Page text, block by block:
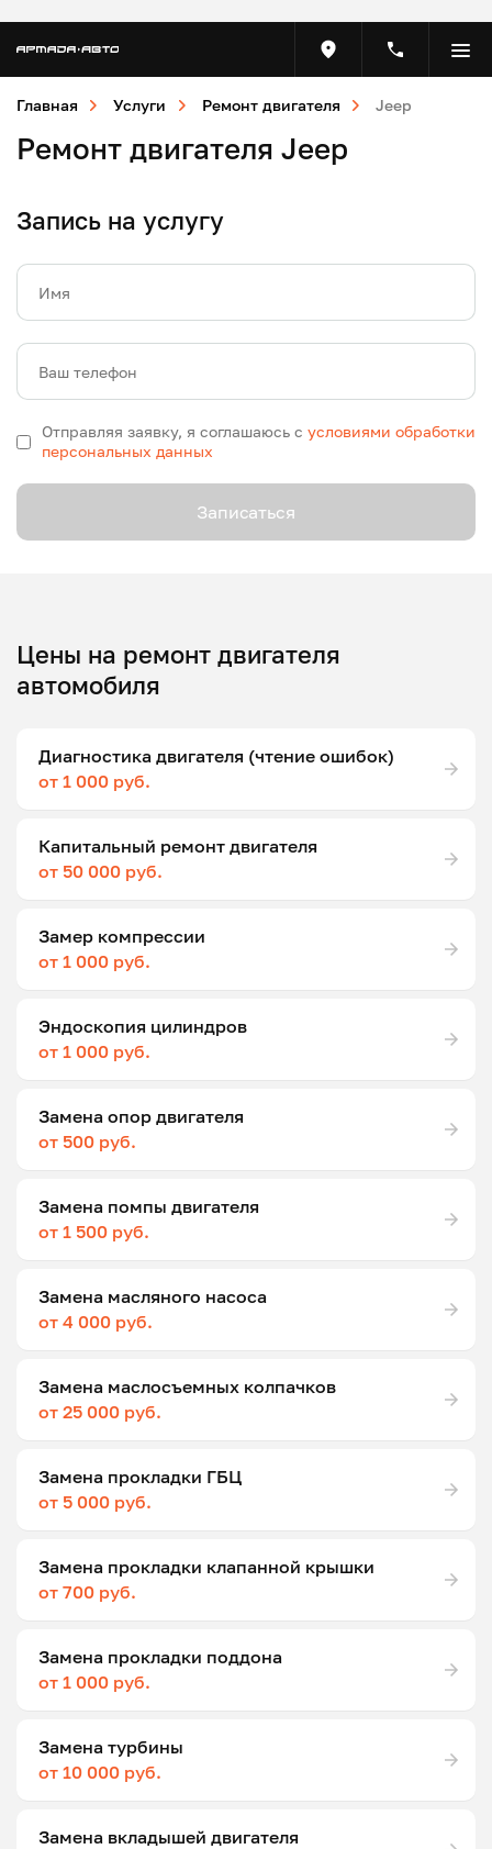
Главная Услуги Ремонт двигателя Jeep
Ремонт двигателя Jeep
Запись на услугу
Имя
Ваш телефон
Отправляя заявку, я соглашаюсь с условиями обработки
персональных данных
Записаться
Цены на ремонт двигателя
автомобиля
Диагностика двигателя (чтение ошибок)
от 1 000 руб.
Капитальный ремонт двигателя
от 50 000 руб.
Замер компрессии
от 1 000 руб.
Эндоскопия цилиндров
от 1 000 руб.
Замена опор двигателя
от 500 руб.
Замена помпы двигателя
от 1 500 руб.
Замена масляного насоса
от 4 000 руб.
Замена маслосъемных колпачков
от 25 000 руб.
Замена прокладки ГБЦ
от 5 000 руб.
Замена прокладки клапанной крышки
от 700 руб.
Замена прокладки поддона
от 1 000 руб.
Замена турбины
от 10 000 руб.
Замена вкладышей двигателя